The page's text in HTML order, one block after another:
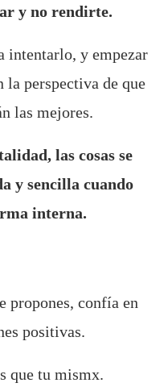
y no rendirte.
intentarlo, y empezar
la perspectiva de que
las mejores.
las cosas se
y sencilla cuando
interna.
propones, confía en
positivas.
que tu mismx.